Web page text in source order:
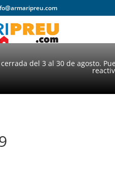
del 3 al 30 de agosto.